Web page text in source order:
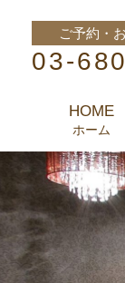
ご予約・
03-
HOME
ホーム